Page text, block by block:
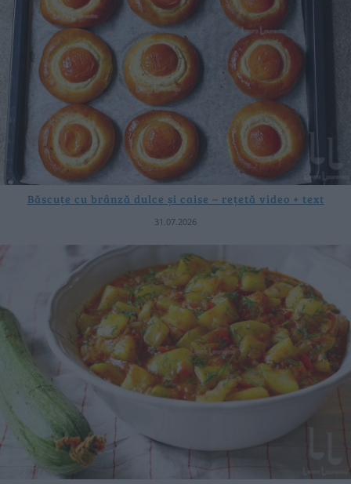
Băscuțe cu brânză dulce și caise – rețetă video + text
31.07.2026